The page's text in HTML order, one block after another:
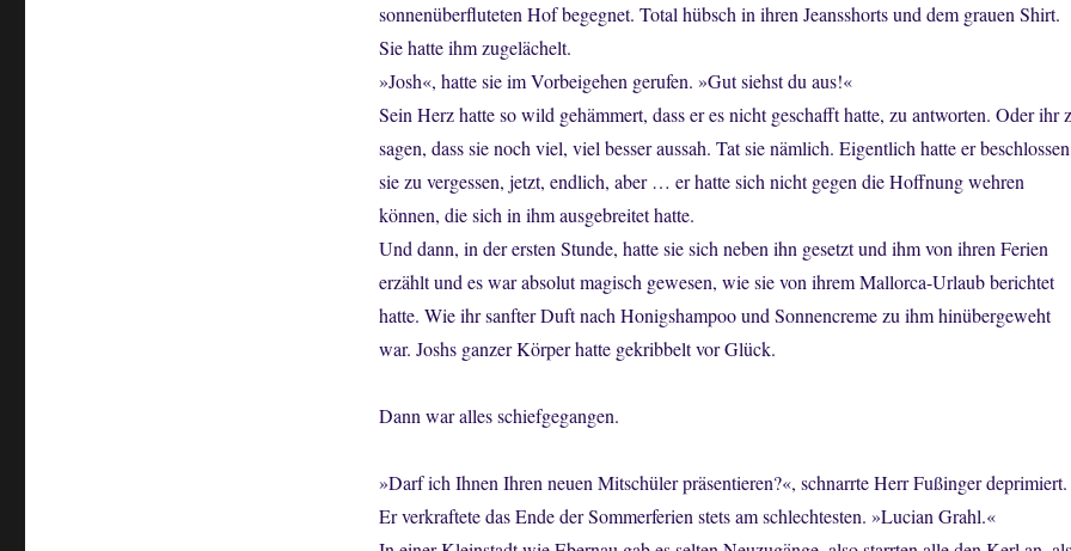
sonnenüberfluteten Hof begegnet. Total hübsch in ihren Jeansshorts und dem grauen Shirt.
Sie hatte ihm zugelächelt.
»Josh«, hatte sie im Vorbeigehen gerufen. »Gut siehst du aus!«
Sein Herz hatte so wild gehämmert, dass er es nicht geschafft hatte, zu antworten. Oder ihr
sagen, dass sie noch viel, viel besser aussah. Tat sie nämlich. Eigentlich hatte er
sie zu vergessen, jetzt, endlich, aber … er hatte sich nicht gegen die Hoffnung wehren
können, die sich in ihm ausgebreitet hatte.
Und dann, in der ersten Stunde, hatte sie sich neben ihn gesetzt und ihm von ihren Ferien
erzählt und es war absolut magisch gewesen, wie sie von ihrem Mallorca-Urlaub berichtet
hatte. Wie ihr sanfter Duft nach Honigshampoo und Sonnencreme zu ihm hinübergeweht
war. Joshs ganzer Körper hatte gekribbelt vor Glück.
Dann war alles schiefgegangen.
»Darf ich Ihnen Ihren neuen Mitschüler präsentieren?«, schnarrte Herr Fußinger deprimiert.
Er verkraftete das Ende der Sommerferien stets am schlechtesten. »Lucian Grahl.«